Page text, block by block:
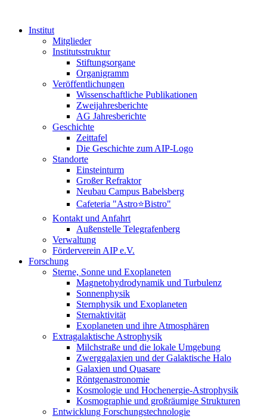
Institut
Mitglieder
Institutsstruktur
Stiftungsorgane
Organigramm
Veröffentlichungen
Wissenschaftliche Publikationen
Zweijahresberichte
AG Jahresberichte
Geschichte
Zeittafel
Die Geschichte zum AIP-Logo
Standorte
Einsteinturm
Großer Refraktor
Neubau Campus Babelsberg
Cafeteria "Astro⭐Bistro"
Kontakt und Anfahrt
Außenstelle Telegrafenberg
Verwaltung
Förderverein AIP e.V.
Forschung
Sterne, Sonne und Exoplaneten
Magnetohydrodynamik und Turbulenz
Sonnenphysik
Sternphysik und Exoplaneten
Sternaktivität
Exoplaneten und ihre Atmosphären
Extragalaktische Astrophysik
Milchstraße und die lokale Umgebung
Zwerggalaxien und der Galaktische Halo
Galaxien und Quasare
Röntgenastronomie
Kosmologie und Hochenergie-Astrophysik
Kosmographie und großräumige Strukturen
Entwicklung Forschungstechnologie